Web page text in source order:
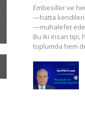
​Embesiller ve
—hatta
—muhalefet
Bu iki insan tipi,
toplumda hem